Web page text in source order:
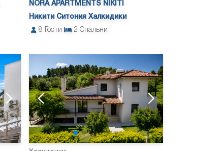
NORA APARTMENTS NIKITI
Никити Ситония Халкидики
8
Гости 2 Спальни